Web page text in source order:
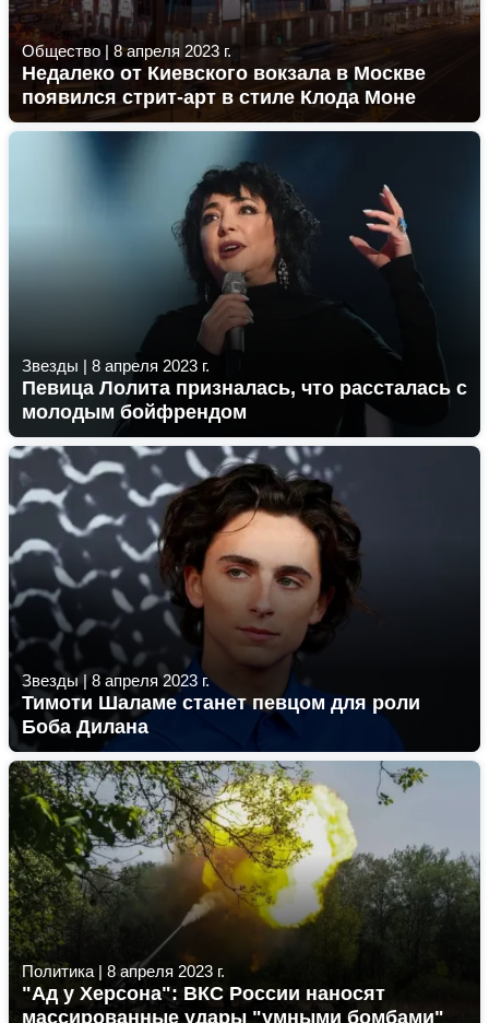
Общество | 8 апреля 2023 г.
Недалеко от Киевского вокзала в Москве
появился стрит-арт в стиле Клода Моне
Звезды | 8 апреля 2023 г.
Певица Лолита призналась, что рассталась с
молодым бойфрендом
Звезды |8 апреля 2023 г.
Тимоти Шаламе станет певцом для роли
Боба Дилана
Политика | 8 апреля 2023 г.
"Ад у Херсона": ВКС России наносят
массированные удары "умными бомбами"